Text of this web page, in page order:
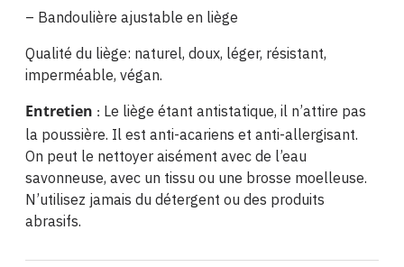
– Bandoulière ajustable en liège
Qualité du liège: naturel, doux, léger, résistant,
imperméable, végan.
Entretien : Le liège étant antistatique, il n’attire pas
la poussière. Il est anti-acariens et anti-allergisant.
On peut le nettoyer aisément avec de l’eau
savonneuse, avec un tissu ou une brosse moelleuse.
N’utilisez jamais du détergent ou des produits
abrasifs.